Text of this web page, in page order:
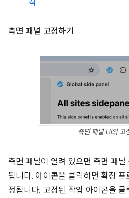
작
측면 패널 고정하기
측면 패널 UI의 고
측면 패널이 열려 있으면 측면 패널
됩니다. 아이콘을 클릭하면 확장
정됩니다. 고정된 작업 아이콘을